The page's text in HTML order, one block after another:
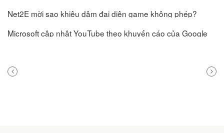
Net2E mời sao khiêu dâm đại diện game không phép?
Microsoft cập nhật YouTube theo khuyến cáo của Google
NEXT